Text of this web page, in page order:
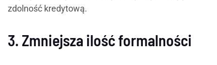
zdolność kredytową.
3. Zmniejsza ilość formalności